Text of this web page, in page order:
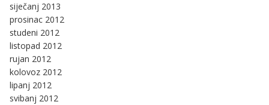
siječanj 2013
prosinac 2012
studeni 2012
listopad 2012
rujan 2012
kolovoz 2012
lipanj 2012
svibanj 2012